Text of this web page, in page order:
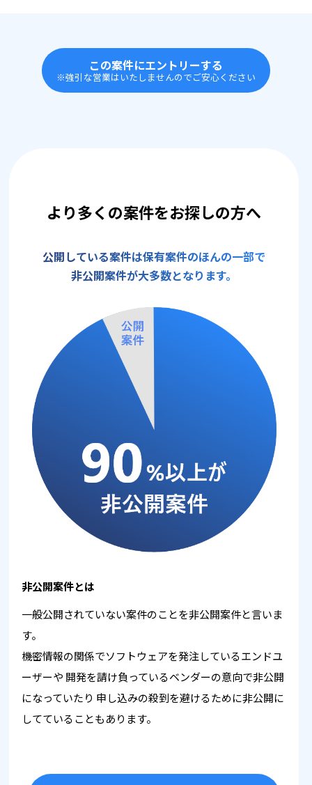
この案件にエントリーする
※強引な営業はいたしませんのでご安心ください
より多くの案件をお探しの方へ
公開している案件は保有案件のほんの一部で
非公開案件が大多数となります。
非公開案件とは
一般公開されていない案件のことを非公開案件と言いま
す。
機密情報の関係でソフトウェアを発注しているエンドユ
ーザーや 開発を請け負っているベンダーの意向で非公開
になっていたり 申し込みの殺到を避けるために非公開に
してていることもあります。